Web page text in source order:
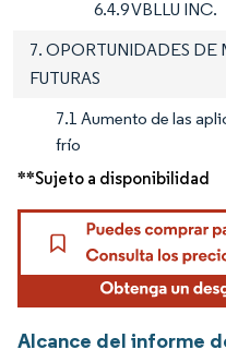
6.4.9 VBLLU INC.
7. OPORTUNIDADES DE
FUTURAS
7.1 Aumento de las
frío
**Sujeto a disponibilidad
Alcance del informe